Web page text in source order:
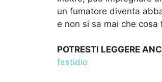
un fumatore diventa
e non si sa mai che
POTRESTI LEGGERE
fastidio